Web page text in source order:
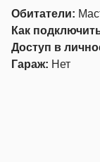
Обитатели:
Как
Доступ в
Гараж: Нет